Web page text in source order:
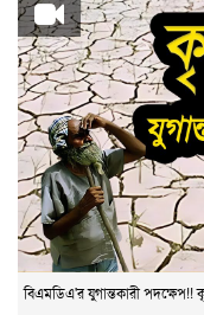
বিএমডিএ'র যুগান্তকারী পদক্ষেপ!!